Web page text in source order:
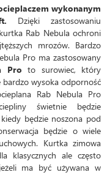
wykonanym
Dzięki zastosowaniu
kurtka Rab Nebula ochroni
mrozów. Bardzo
Pro ma zastosowany
Pro to surowiec, który
bardzo wysoka odporność
Rab Nebula Pro
świetnie będzie
będzie noszona pod
będzie o wiele
Kurtka zimowa
klasycznych ale często
ma być używana w